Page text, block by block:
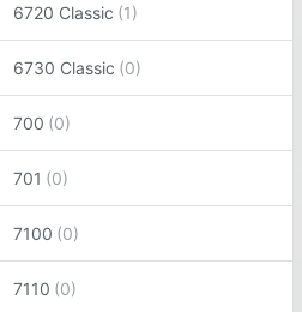
6720 Classic
6730 Classic
700
701
7100
7110